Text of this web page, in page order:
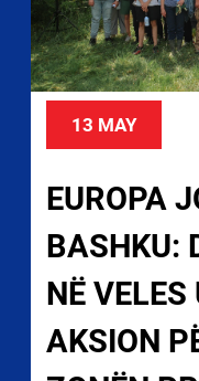
13 MAY
EUROPA
BASHKU:
NË
AKSION